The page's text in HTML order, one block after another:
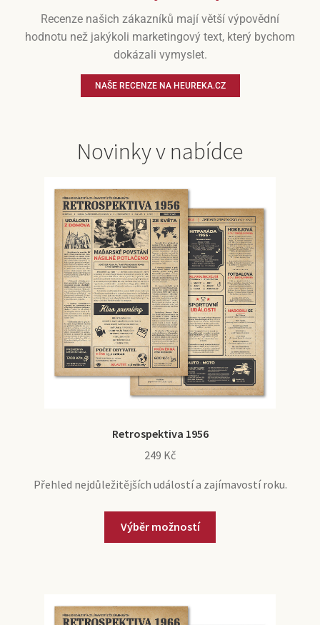
Recenze našich zákazníků mají větší výpovědní
hodnotu než jakýkoli marketingový text, který bychom
dokázali vymyslet.
NAŠE RECENZE NA HEUREKA.CZ
Novinky v nabídce
Retrospektiva 1956
249 Kč
Přehled nejdůležitějších událostí a zajímavostí roku.
Výběr možností